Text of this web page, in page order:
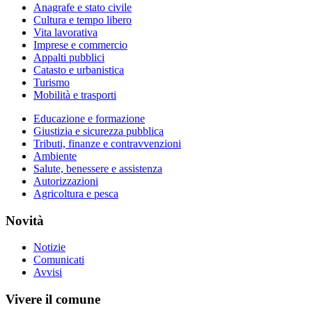
Anagrafe e stato civile
Cultura e tempo libero
Vita lavorativa
Imprese e commercio
Appalti pubblici
Catasto e urbanistica
Turismo
Mobilità e trasporti
Educazione e formazione
Giustizia e sicurezza pubblica
Tributi, finanze e contravvenzioni
Ambiente
Salute, benessere e assistenza
Autorizzazioni
Agricoltura e pesca
Novità
Notizie
Comunicati
Avvisi
Vivere il comune